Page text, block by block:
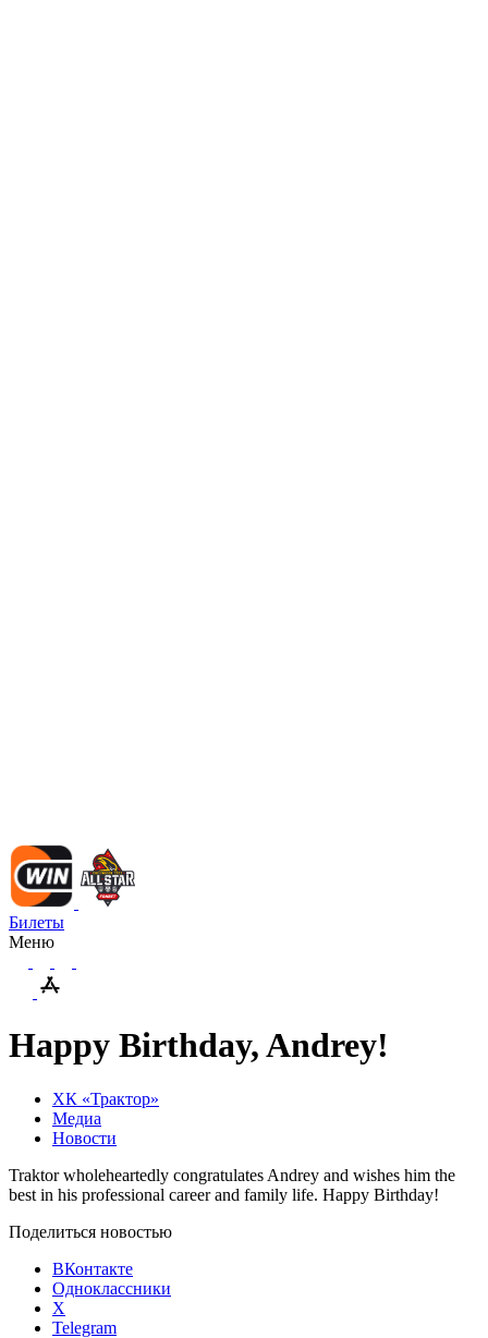
Билеты
Меню
Happy Birthday, Andrey!
ХК «Трактор»
Медиа
Новости
Traktor wholeheartedly congratulates Andrey and wishes him the
best in his professional career and family life. Happy Birthday!
Поделиться новостью
ВКонтакте
Одноклассники
X
Telegram